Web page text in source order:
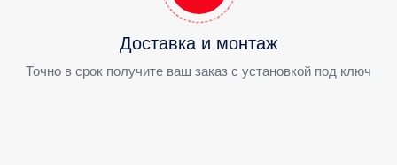
Доставка и монтаж
Точно в срок получите ваш заказ с установкой под ключ